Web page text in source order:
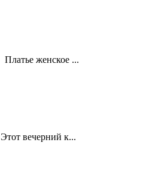
женское ...
вечерний к...